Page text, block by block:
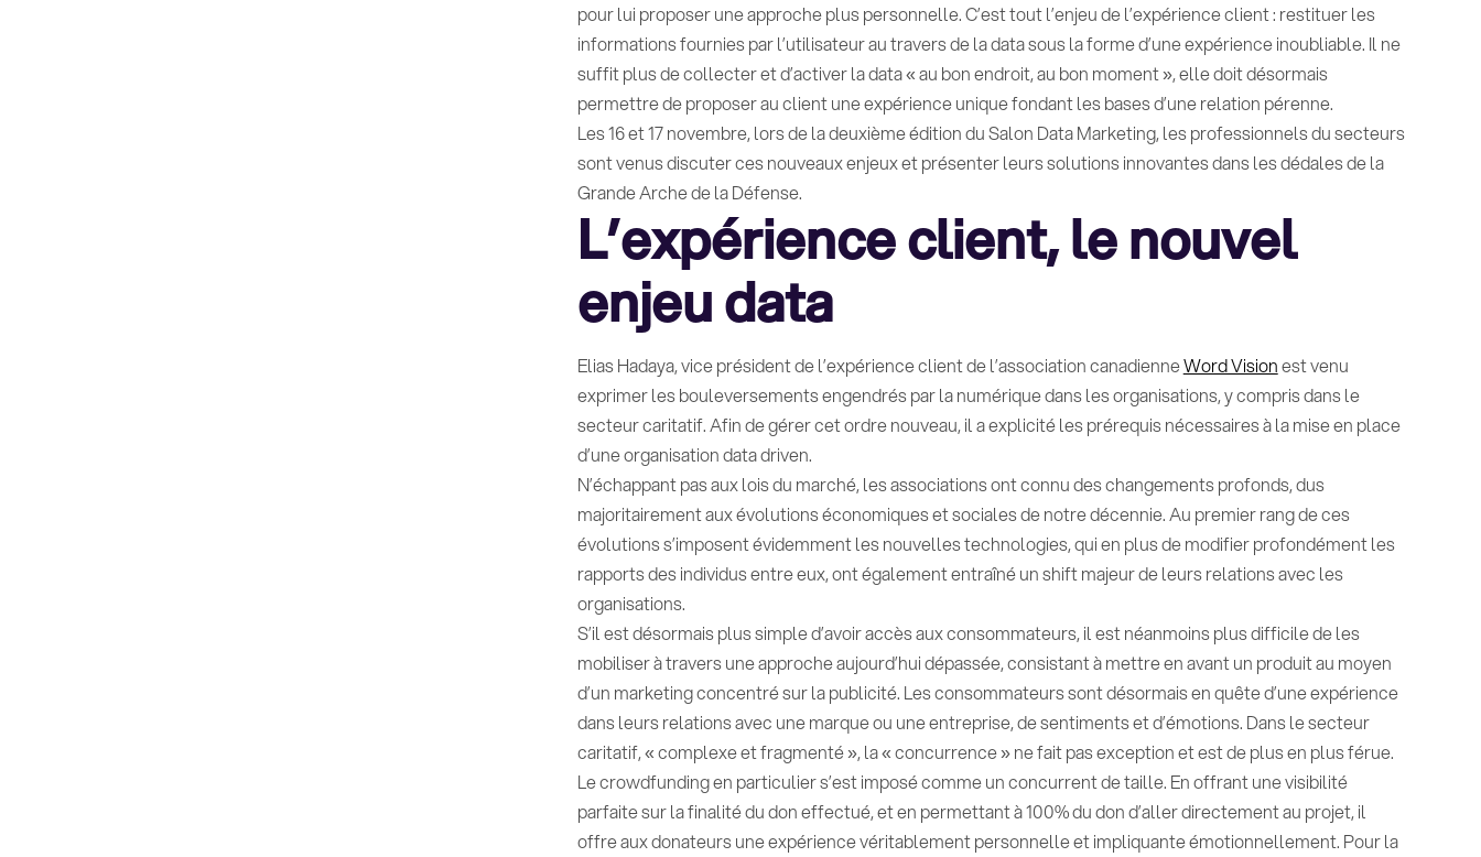
pour lui proposer une approche plus personnelle. C’est tout l’enjeu de l’expérience client : restituer les
informations fournies par l’utilisateur au travers de la data sous la forme d’une expérience inoubliable. Il ne
suffit plus de collecter et d’activer la data « au bon endroit, au bon moment », elle doit désormais
permettre de proposer au client une expérience unique fondant les bases d’une relation pérenne.
Les 16 et 17 novembre, lors de la deuxième édition du Salon Data Marketing, les professionnels du secteurs
sont venus discuter ces nouveaux enjeux et présenter leurs solutions innovantes dans les dédales de la
Grande Arche de la Défense.
L’expérience client, le nouvel
enjeu data
Elias Hadaya, vice président de l’expérience client de l’association canadienneWord Visionest venu
exprimer les bouleversements engendrés par la numérique dans les organisations, y compris dans le
secteur caritatif. Afin de gérer cet ordre nouveau, il a explicité les prérequis nécessaires à la mise en place
d’une organisation data driven.
N’échappant pas aux lois du marché, les associations ont connu des changements profonds, dus
majoritairement aux évolutions économiques et sociales de notre décennie. Au premier rang de ces
évolutions s’imposent évidemment les nouvelles technologies, qui en plus de modifier profondément les
rapports des individus entre eux, ont également entraîné un shift majeur de leurs relations avec les
organisations.
S’il est désormais plus simple d’avoir accès aux consommateurs, il est néanmoins plus difficile de les
mobiliser à travers une approche aujourd’hui dépassée, consistant à mettre en avant un produit au moyen
d’un marketing concentré sur la publicité. Les consommateurs sont désormais en quête d’une expérience
dans leurs relations avec une marque ou une entreprise, de sentiments et d’émotions. Dans le secteur
caritatif, « complexe et fragmenté », la « concurrence » ne fait pas exception et est de plus en plus férue.
Le crowdfunding en particulier s’est imposé comme un concurrent de taille. En offrant une visibilité
parfaite sur la finalité du don effectué, et en permettant à 100% du don d’aller directement au projet, il
offre aux donateurs une expérience véritablement personnelle et impliquante émotionnellement. Pour la